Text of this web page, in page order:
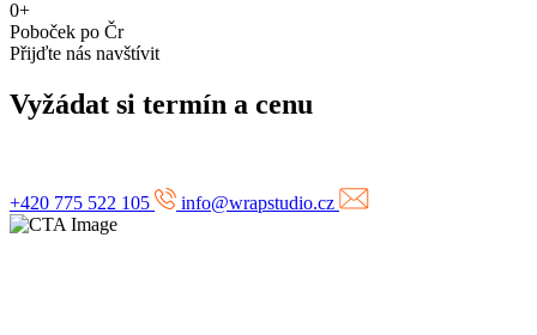
0+
Poboček po Čr
Přijďte nás navštívit
Vyžádat si termín a cenu
+420 775 522 105
info@wrapstudio.cz